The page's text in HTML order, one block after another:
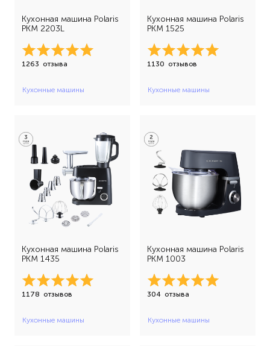
Кухонная машина Polaris
PKM 2203L
1263 отзыва
Кухонные машины
Кухонная машина Polaris
PKM 1525
1130 отзывов
Кухонные машины
Кухонная машина Polaris
PKM 1435
1178 отзывов
Кухонные машины
Кухонная машина Polaris
PKM 1003
304 отзыва
Кухонные машины